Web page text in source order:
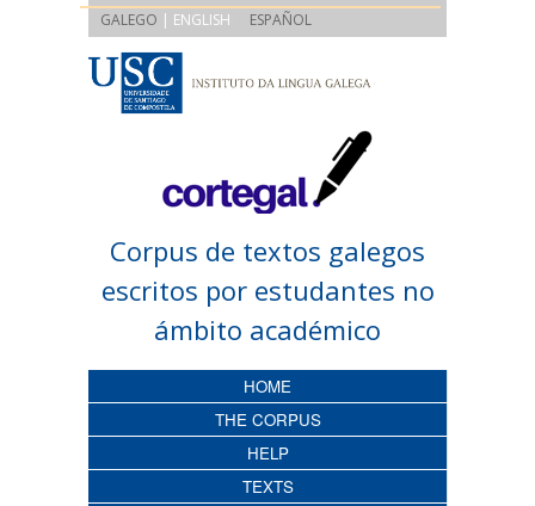
GALEGO | ENGLISH ESPAÑOL
Corpus de textos galegos
escritos por estudantes no
ámbito académico
HOME
THE CORPUS
HELP
TEXTS